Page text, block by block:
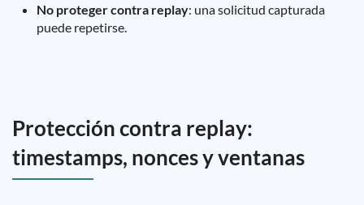
No proteger contra replay: una solicitud capturada
puede repetirse.
Protección contra replay:
timestamps, nonces y ventanas